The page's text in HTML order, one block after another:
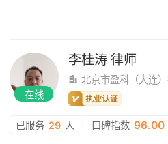
在线
李桂涛 律师
北京市盈科（大连
已服务 29 人 口碑指数 96.00